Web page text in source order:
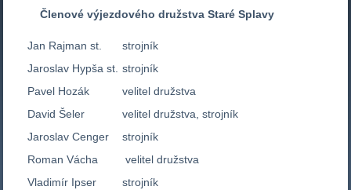
Členové výjezdového družstva Staré Splavy
Jan Rajman st.
strojník
Jaroslav Hypša st. strojník
Pavel Hozák
velitel družstva
David Šeler
velitel družstva, strojník
Jaroslav Cenger
strojník
Roman Vácha
velitel družstva
Vladimír Ipser
strojník